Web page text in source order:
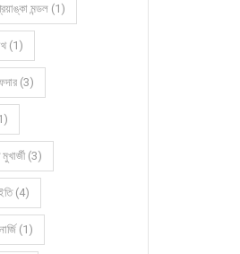
মন্ডল (1)
(1)
(3)
(3)
(4)
(1)